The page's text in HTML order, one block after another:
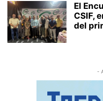
El
CSIF,
del
-